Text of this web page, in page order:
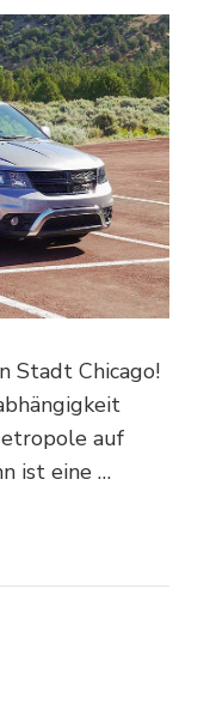
Stadt Chicago!
auf
ist eine …